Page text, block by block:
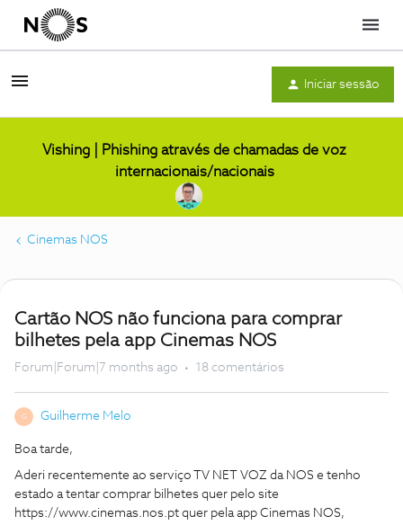
Menu
Iniciar sessão
Vishing | Phishing através de chamadas de voz
internacionais/nacionais
Cinemas NOS
Cartão NOS não funciona para comprar
bilhetes pela app Cinemas NOS
Forum|Forum|7 months ago 18 comentários
G Guilherme Melo
Boa tarde,
Aderi recentemente ao serviço TV NET VOZ da NOS e tenho
estado a tentar comprar bilhetes quer pelo site
https://www.cinemas.nos.pt quer pela app Cinemas NOS,